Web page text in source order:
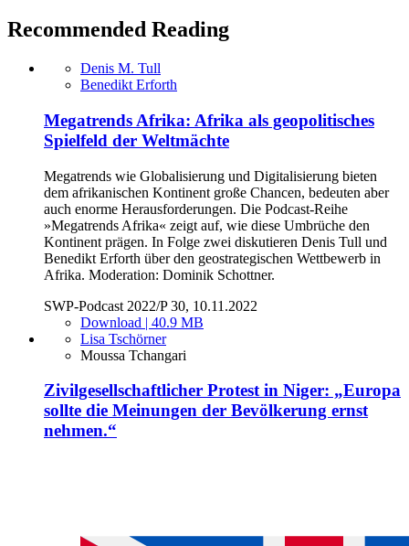
Recommended Reading
Denis M. Tull
Benedikt Erforth
Megatrends Afrika: Afrika als geopolitisches
Spielfeld der Weltmächte
Megatrends wie Globalisierung und Digitalisierung bieten
dem afrikanischen Kontinent große Chancen, bedeuten aber
auch enorme Herausforderungen. Die Podcast-Reihe
»Megatrends Afrika« zeigt auf, wie diese Umbrüche den
Kontinent prägen. In Folge zwei diskutieren Denis Tull und
Benedikt Erforth über den geostrategischen Wettbewerb in
Afrika. Moderation: Dominik Schottner.
SWP-Podcast 2022/P 30, 10.11.2022
Download | 40.9 MB
Lisa Tschörner
Moussa Tchangari
Zivilgesellschaftlicher Protest in Niger: „Europa
sollte die Meinungen der Bevölkerung ernst
nehmen.“